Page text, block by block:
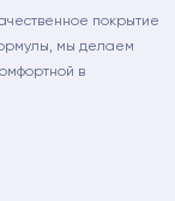
покрытие
мы делаем
в